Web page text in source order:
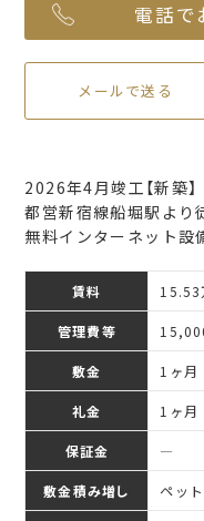
電話で
メールで送る
2026年4月竣工【新築】
都営新宿線船堀駅より
無料インターネット設
賃料 15.53
管理費等
敷金 1ヶ月
礼金 1ヶ月
保証金 ―
敷金積み増し ペッ